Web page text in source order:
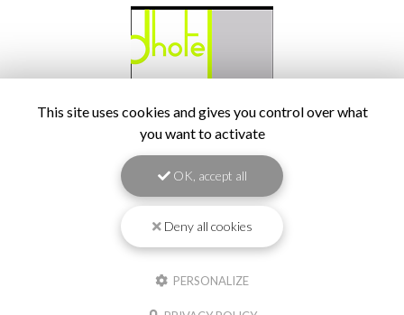
Architecte à Pau
145 Boulevard du Cami Salié
64000 Pau
05 59 30 37 56
Lundi au vendredi :
This site uses cookies and gives you control over what
you want to activate
OK, accept all
Deny all cookies
PERSONALIZE